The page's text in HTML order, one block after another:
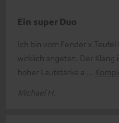
Ein super Duo
Ich bin vom Fender x Teufel
wirklich angetan. Der Klang
hoher Lautstärke a
Michael H.